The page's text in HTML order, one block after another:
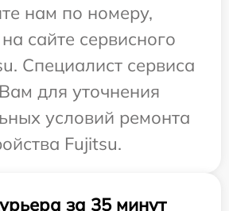
нам по номеру,
сайте сервисного
Специалист сервиса
для уточнения
условий ремонта
Fujitsu.
за 35 минут